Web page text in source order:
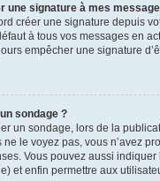
une signature à mes
créer une signature depuis
à tous vos messages en
empêcher une signature
sondage ?
un sondage, lors de la
ne le voyez pas, vous n’avez
Vous pouvez aussi
et enfin permettre aux